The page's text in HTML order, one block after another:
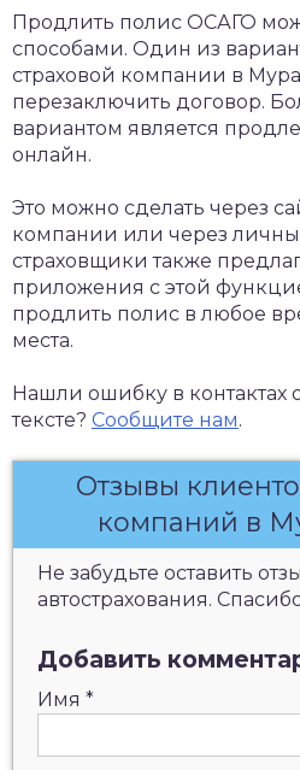
Продлить полис ОСАГО
способами. Один из
страховой компании в
перезаключить договор.
вариантом является
онлайн.
Это можно сделать через
компании или через
страховщики также
приложения с этой
продлить полис в любое
места.
Нашли ошибку в контактах
тексте? Сообщите нам.
Отзывы
компаний в
Не забудьте оставить
автострахования.
Добавить
Имя *